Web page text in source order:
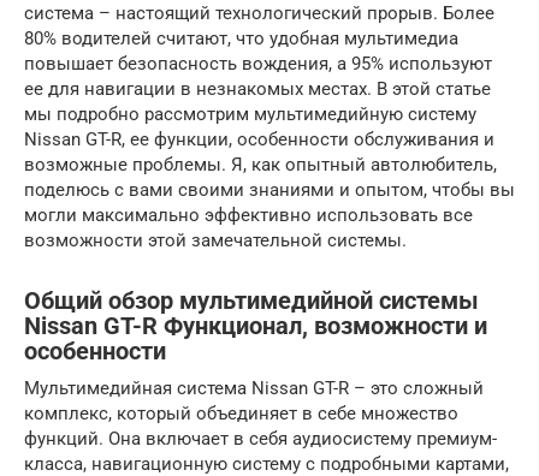
система – настоящий технологический прорыв. Более
80% водителей считают, что удобная мультимедиа
повышает безопасность вождения, а 95% используют
ее для навигации в незнакомых местах. В этой статье
мы подробно рассмотрим мультимедийную систему
Nissan GT-R, ее функции, особенности обслуживания и
возможные проблемы. Я, как опытный автолюбитель,
поделюсь с вами своими знаниями и опытом, чтобы вы
могли максимально эффективно использовать все
возможности этой замечательной системы.
Общий обзор мультимедийной системы
Nissan GT-R Функционал, возможности и
особенности
Мультимедийная система Nissan GT-R – это сложный
комплекс, который объединяет в себе множество
функций. Она включает в себя аудиосистему премиум-
класса, навигационную систему с подробными картами,